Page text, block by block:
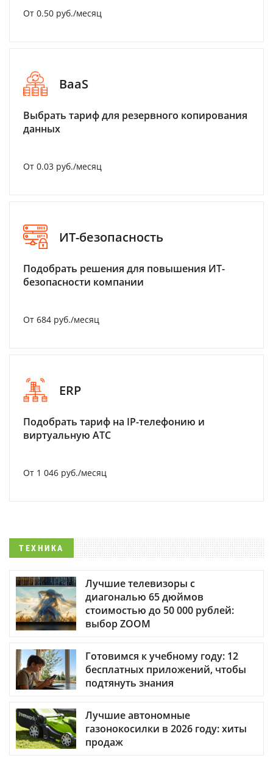
От 0.50 руб./месяц
BaaS
Выбрать тариф для резервного копирования
данных
От 0.03 руб./месяц
ИТ-безопасность
Подобрать решения для повышения ИТ-
безопасности компании
От 684 руб./месяц
ERP
Подобрать тариф на IP-телефонию и
виртуальную АТС
От 1 046 руб./месяц
ТЕХНИКА
Лучшие телевизоры с
диагональю 65 дюймов
стоимостью до 50 000 рублей:
выбор ZOOM
Готовимся к учебному году: 12
бесплатных приложений, чтобы
подтянуть знания
Лучшие автономные
газонокосилки в 2026 году: хиты
продаж